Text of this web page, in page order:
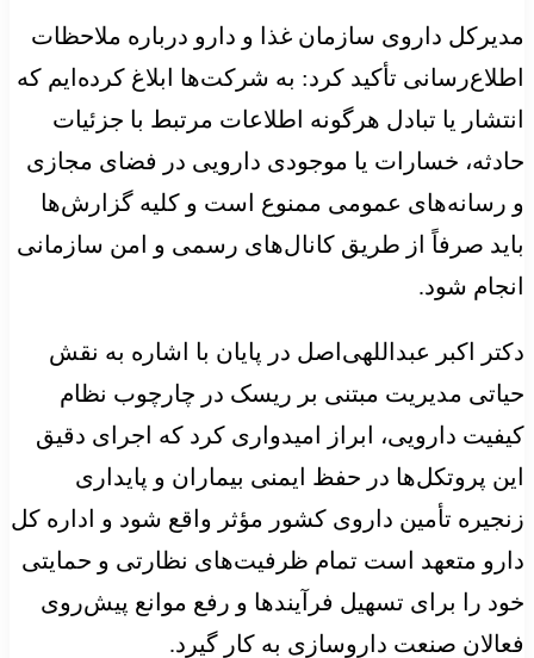
مدیرکل داروی سازمان غذا و دارو درباره ملاحظات
اطلاع‌رسانی تأکید کرد: به شرکت‌ها ابلاغ کرده‌ایم که
انتشار یا تبادل هرگونه اطلاعات مرتبط با جزئیات
حادثه، خسارات یا موجودی دارویی در فضای مجازی
و رسانه‌های عمومی ممنوع است و کلیه گزارش‌ها
باید صرفاً از طریق کانال‌های رسمی و امن سازمانی
انجام شود.
دکتر اکبر عبداللهی‌اصل در پایان با اشاره به نقش
حیاتی مدیریت مبتنی بر ریسک در چارچوب نظام
کیفیت دارویی، ابراز امیدواری کرد که اجرای دقیق
این پروتکل‌ها در حفظ ایمنی بیماران و پایداری
زنجیره تأمین داروی کشور مؤثر واقع شود و اداره کل
دارو متعهد است تمام ظرفیت‌های نظارتی و حمایتی
خود را برای تسهیل فرآیندها و رفع موانع پیش‌روی
فعالان صنعت داروسازی به کار گیرد.